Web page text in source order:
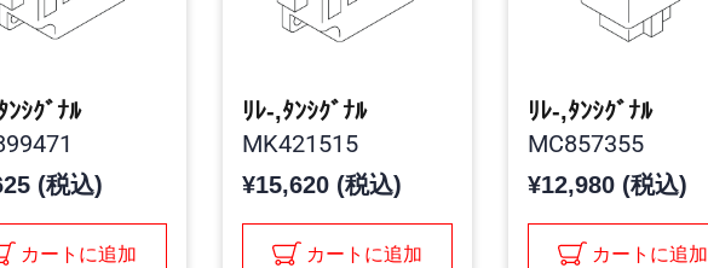
ﾝｼｸﾞﾅﾙ
(税込)
カートに追加
ﾘﾚ-,ﾀﾝｼｸﾞﾅﾙ
MK421515
¥15,620 (税込)
カートに追加
ﾘﾚ-,ﾀﾝｼｸﾞﾅﾙ
MC857355
¥12,980 (税込)
カートに追加